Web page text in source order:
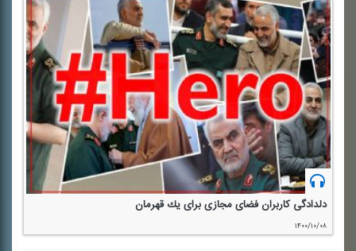
دلدادگی كاربران فضای مجازی برای یك قهرمان
۱۴۰۰/۱۰/۰۸